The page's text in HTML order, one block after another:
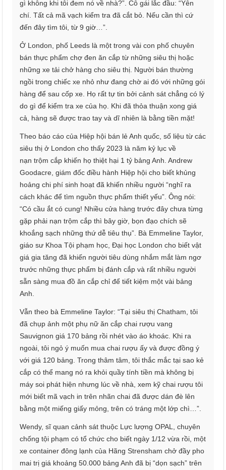
gì không khi tôi đem nó về nhà?”. Cô gái lắc đầu: “Yên
chí. Tất cả mã vạch kiểm tra đã cắt bỏ. Nếu cần thì cứ
đến đây tìm tôi, từ 9 giờ…”.
Ở London, phố Leeds là một trong vài con phố chuyên
bán thực phẩm chợ đen ăn cắp từ những siêu thị hoặc
những xe tải chở hàng cho siêu thị. Người bán thường
ngồi trong chiếc xe nhỏ như đang chờ ai đó với những gói
hàng để sau cốp xe. Họ rất tự tin bởi cảnh sát chẳng có lý
do gì để kiểm tra xe của họ. Khi đã thỏa thuận xong giá
cả, hàng sẽ được trao tay và dĩ nhiên là bằng tiền mặt!
Theo báo cáo của Hiệp hội bán lẻ Anh quốc, số liệu từ các
siêu thị ở London cho thấy 2023 là năm kỷ lục về
nạn trộm cắp khiến họ thiệt hại 1 tỷ bảng Anh. Andrew
Goodacre, giám đốc điều hành Hiệp hội cho biết khủng
hoảng chi phí sinh hoạt đã khiến nhiều người “nghĩ ra
cách khác để tìm nguồn thực phẩm thiết yếu”. Ông nói:
“Có cầu ắt có cung! Nhiều cửa hàng trước đây chưa từng
gặp phải nạn trộm cắp thì bây giờ, bọn đạo chích sẽ
khoắng sạch những thứ dễ tiêu thụ”. Bà Emmeline Taylor,
giáo sư Khoa Tội phạm học, Đại học London cho biết vật
giá gia tăng đã khiến người tiêu dùng nhắm mắt làm ngơ
trước những thực phẩm bị đánh cắp và rất nhiều người
sẵn sàng mua đồ ăn cắp chỉ để tiết kiệm một vài bảng
Anh.
Vẫn theo bà Emmeline Taylor: “Tại siêu thị Chatham, tôi
đã chụp ảnh một phụ nữ ăn cắp chai rượu vang
Sauvignon giá 170 bảng rồi nhét vào áo khoác. Khi ra
ngoài, tôi ngỏ ý muốn mua chai rượu ấy và được đồng ý
với giá 120 bảng. Trong thâm tâm, tôi thắc mắc tại sao kẻ
cắp có thể mang nó ra khỏi quầy tính tiền mà không bị
máy soi phát hiện nhưng lúc về nhà, xem kỹ chai rượu tôi
mới biết mã vạch in trên nhãn chai đã được dán đè lên
bằng một miếng giấy mỏng, trên có tráng một lớp chì…”.
Wendy, sĩ quan cảnh sát thuộc Lực lượng OPAL, chuyên
chống tội phạm có tổ chức cho biết ngày 1/12 vừa rồi, một
xe container đông lạnh của Hãng Strensham chở đầy pho
mai trị giá khoảng 50.000 bảng Anh đã bị “dọn sạch” trên